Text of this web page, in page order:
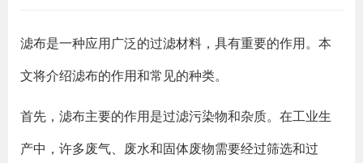
滤布是一种应用广泛的过滤材料，具有重要的作用。本
文将介绍滤布的作用和常见的种类。
首先，滤布主要的作用是过滤污染物和杂质。在工业生
产中，许多废气、废水和固体废物需要经过筛选和过